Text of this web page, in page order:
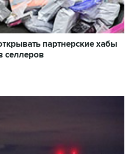
партнерские хабы
селлеров